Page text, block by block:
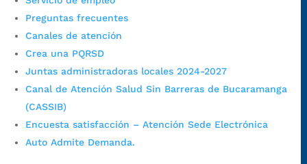
Preguntas frecuentes
Canales de atención
Crea una PQRSD
Juntas administradoras locales 2024-2027
Canal de Atención Salud Sin Barreras de Bucaramanga
(CASSIB)
Encuesta satisfacción – Atención Sede Electrónica
Auto Admite Demanda.
Alcaldía de Bucaramanga
Alcaldía de Bucaramanga